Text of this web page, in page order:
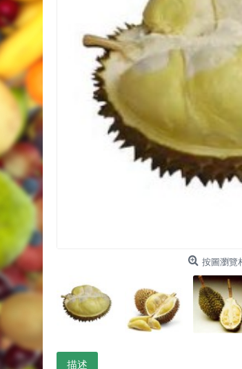
按圖瀏覽
描述